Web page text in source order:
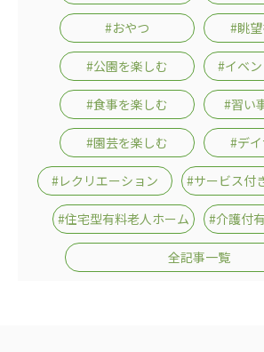
#おやつ #眺
#公園を楽しむ #イベ
#食事を楽しむ #習い
#園芸を楽しむ #デ
#レクリエーション #サービス付
#住宅型有料老人ホーム #介護付
全記事一覧